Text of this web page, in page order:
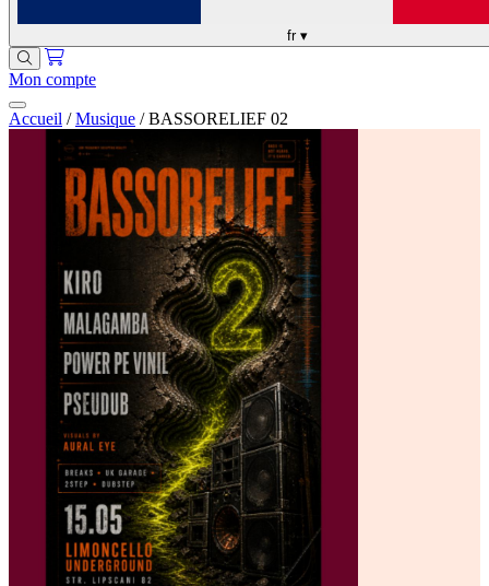
fr ▾
Mon compte
Accueil / Musique / BASSORELIEF 02